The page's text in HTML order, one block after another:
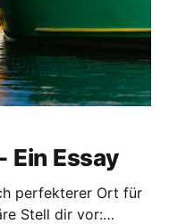
Ein Essay
perfekterer Ort für